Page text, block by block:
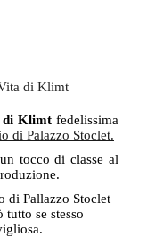
di Klimt
di Klimt fedelissima
di Palazzo Stoclet.
tocco di classe al
di Pallazzo Stoclet
se stesso